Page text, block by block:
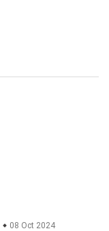
08 Oct 2024